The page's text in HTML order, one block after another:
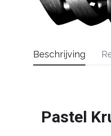
Beschrijving
Pastel